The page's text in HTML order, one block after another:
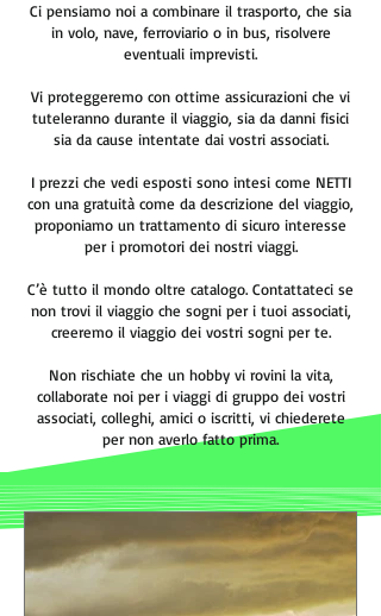
Ci pensiamo noi a combinare il trasporto, che sia
in volo, nave, ferroviario o in bus, risolvere
eventuali imprevisti.
Vi proteggeremo con ottime assicurazioni che vi
tuteleranno durante il viaggio, sia da danni fisici
sia da cause intentate dai vostri associati.
I prezzi che vedi esposti sono intesi come NETTI
con una gratuità come da descrizione del viaggio,
proponiamo un trattamento di sicuro interesse
per i promotori dei nostri viaggi.
C’è tutto il mondo oltre catalogo. Contattateci se
non trovi il viaggio che sogni per i tuoi associati,
creeremo il viaggio dei vostri sogni per te.
Non rischiate che un hobby vi rovini la vita,
collaborate noi per i viaggi di gruppo dei vostri
associati, colleghi, amici o iscritti, vi chiederete
per non averlo fatto prima.